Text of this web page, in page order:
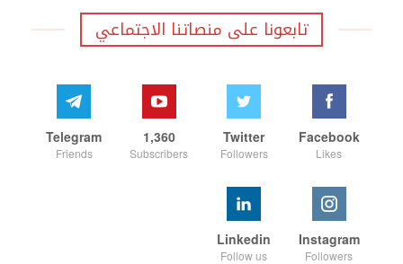
تابعونا على منصاتنا الاجتماعي
Facebook
Likes
Twitter
Followers
1,360
Subscribers
Telegram
Friends
Instagram
Followers
Linkedin
Follow us